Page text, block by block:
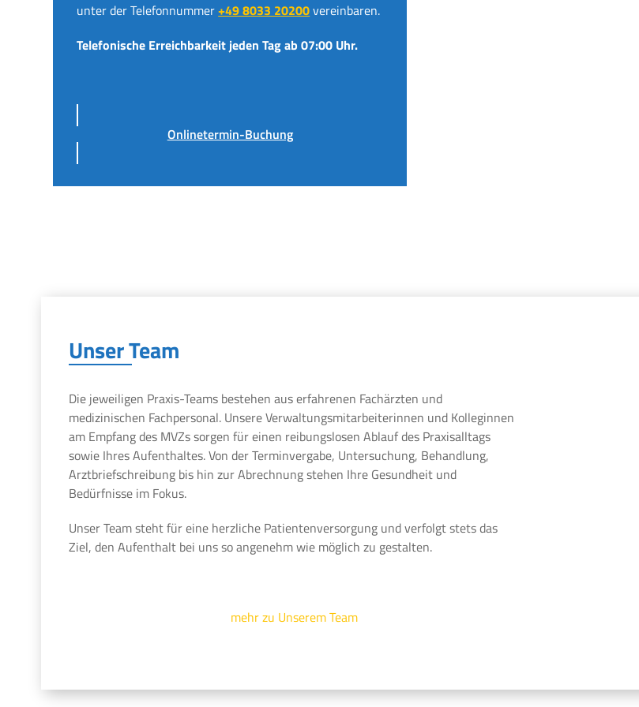
unter der Telefonnummer+49 8033 20200vereinbaren.
Telefonische Erreichbarkeit jeden Tag ab 07:00 Uhr.
Onlinetermin-Buchung
Unser Team
Die jeweiligen Praxis-Teams bestehen aus erfahrenen Fachärzten und
medizinischen Fachpersonal. Unsere Verwaltungsmitarbeiterinnen und Kolleginnen
am Empfang des MVZs sorgen für einen reibungslosen Ablauf des Praxisalltags
sowie Ihres Aufenthaltes. Von der Terminvergabe, Untersuchung, Behandlung,
Arztbriefschreibung bis hin zur Abrechnung stehen Ihre Gesundheit und
Bedürfnisse im Fokus.
Unser Team steht für eine herzliche Patientenversorgung und verfolgt stets das
Ziel, den Aufenthalt bei uns so angenehm wie möglich zu gestalten.
mehr zu Unserem Team